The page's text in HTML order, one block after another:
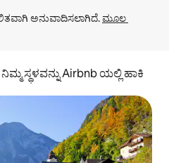
ಅನುವಾದಿಸಲಾಗಿದೆ. ಮೂಲ
ನಿಮ್ಮ ಸ್ಥಳವನ್ನು Airbnb ಯಲ್ಲಿ ಹಾಕಿ